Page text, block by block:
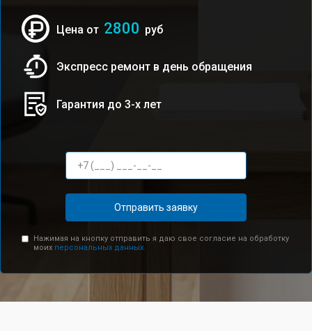
Цена от 2800 руб
Экспресс ремонт в день обращения
Гарантия до 3-х лет
Отправить заявку
Нажимая на кнопку отправить я даю свое согласие на обработку
моих персональных данных.